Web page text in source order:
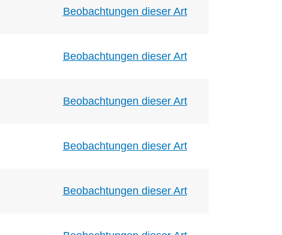
Beobachtungen dieser Art
Beobachtungen dieser Art
Beobachtungen dieser Art
Beobachtungen dieser Art
Beobachtungen dieser Art